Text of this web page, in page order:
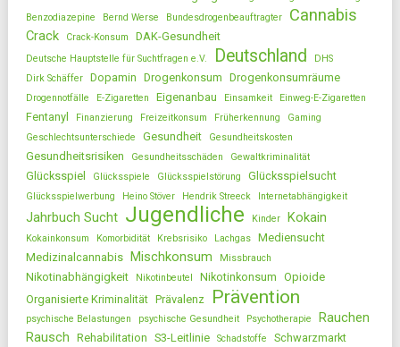
Benzodiazepine
Bernd Werse Bundesdrogenbeauftragter Cannabis
Crack Crack-Konsum DAK-Gesundheit
Deutsche Hauptstelle für Suchtfragen e.V. Deutschland
DHS
Dirk Schäffer
Dopamin Drogenkonsum Drogenkonsumräume
Drogennotfälle E-Zigaretten Eigenanbau Einsamkeit Einweg-E-Zigaretten
Fentanyl Finanzierung Freizeitkonsum Früherkennung
Gaming
Geschlechtsunterschiede
Gesundheit Gesundheitskosten
Gesundheitsrisiken Gesundheitsschäden Gewaltkriminalität
Glücksspiel Glücksspiele Glücksspielstörung Glücksspielsucht
Glücksspielwerbung Heino Stöver Hendrik Streeck Internetabhängigkeit
Jahrbuch Sucht Jugendliche Kinder Kokain
Kokainkonsum Komorbidität Krebsrisiko Lachgas
Mediensucht
Medizinalcannabis Mischkonsum Missbrauch
Nikotinabhängigkeit Nikotinbeutel Nikotinkonsum Opioide
Organisierte Kriminalität Prävalenz Prävention
psychische Belastungen psychische Gesundheit Psychotherapie
Rauchen
Rausch Rehabilitation S3-Leitlinie Schadstoffe Schwarzmarkt